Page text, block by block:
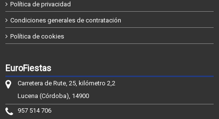
Política de privacidad
Condiciones generales de contratación
Política de cookies
EuroFiestas
Carretera de Rute, 25, kilómetro 2,2
Lucena (Córdoba), 14900
957 514 706